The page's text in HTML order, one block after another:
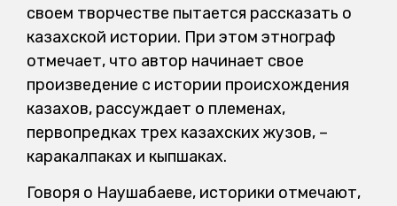
своем творчестве пытается рассказать о
казахской истории. При этом этнограф
отмечает, что автор начинает свое
произведение с истории происхождения
казахов, рассуждает о племенах,
первопредках трех казахских жузов, –
каракалпаках и кыпшаках.
Говоря о Наушабаеве, историки отмечают,